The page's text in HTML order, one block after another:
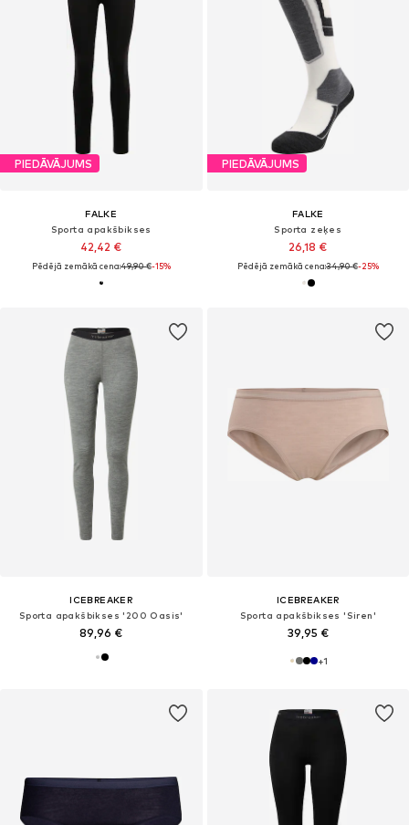
PIEDĀVĀJUMS
FALKE
Sporta apakšbikses
42,42 €
Pēdējā zemākā cena:49,90 €-15%
PIEDĀVĀJUMS
FALKE
Sporta zeķes
26,18 €
Pēdējā zemākā cena:34,90 €-25%
ICEBREAKER
Sporta apakšbikses '200 Oasis'
89,96 €
ICEBREAKER
Sporta apakšbikses 'Siren'
39,95 €
+1